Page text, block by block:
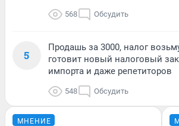
568 Обсудить
5
Продашь за 3000, налог
готовит новый налоговый
импорта и даже репетиторов
548 Обсудить
МНЕНИЕ